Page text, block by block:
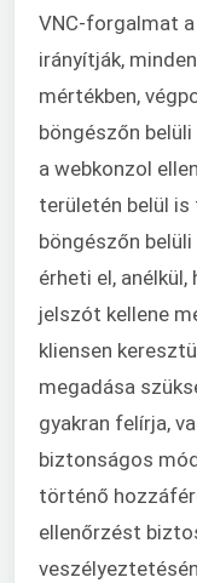
VNC-forgalmat
irányítják,
mértékben,
böngészőn
a webkonzol
területén belül
böngészőn
érheti el,
jelszót kellene
kliensen
megadása
gyakran felírja,
biztonságos
történő
ellenőrzést